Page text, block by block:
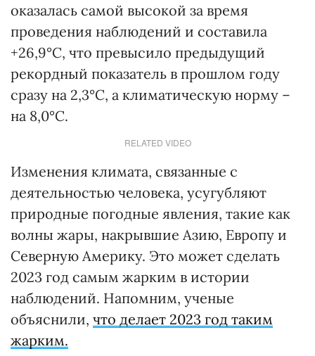
оказалась самой высокой за время
проведения наблюдений и составила
+26,9°С, что превысило предыдущий
рекордный показатель в прошлом году
сразу на 2,3°С, а климатическую норму –
на 8,0°С.
RELATED VIDEO
Изменения климата, связанные с
деятельностью человека, усугубляют
природные погодные явления, такие как
волны жары, накрывшие Азию, Европу и
Северную Америку. Это может сделать
2023 год самым жарким в истории
наблюдений. Напомним, ученые
объяснили, что делает 2023 год таким
жарким.